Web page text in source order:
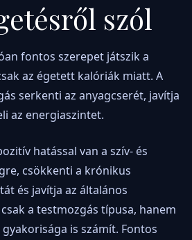
szól
fontos szerepet játszik a
az égetett kalóriák miatt. A
serkenti az anyagcserét, javítja
az energiaszintet.
hatással van a szív- és
csökkenti a krónikus
és javítja az általános
a testmozgás típusa, hanem
is számít. Fontos